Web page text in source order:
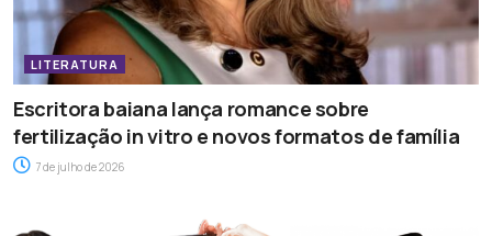
LITERATURA
Escritora baiana lança romance sobre
fertilização in vitro e novos formatos de família
7 de julho de 2026